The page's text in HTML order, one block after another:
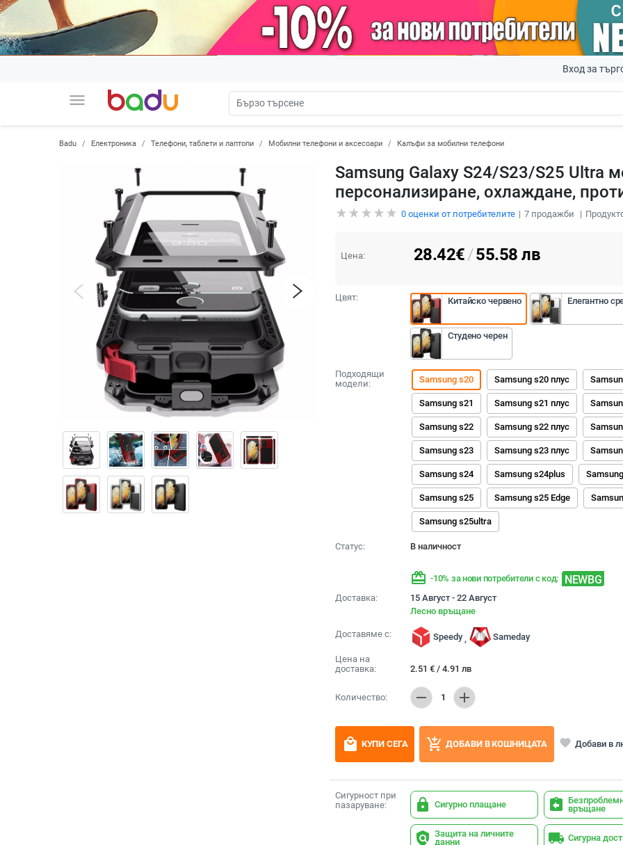
menu
Вход за
Badu Електроника Телефони, таблети и лаптопи Мобилни телефони и аксесоари Калъфи за мобилни телефони
Samsung Galaxy S24/S23/S25 Ultra
персонализиране, охлаждане,
0оценки от потребителите 7продажби
Цена: 28.42€/55.58 лв
Цвят: Китайско червено Елегантно
Студено черен
Подходящи
модели:
Samsung s20 Samsung s20 плус
Samsung s21 Samsung s21 плус
Samsung s22 Samsung s22 плус
Samsung s23 Samsung s23 плус
Samsung s24 Samsung s24plus
Samsung s25 Samsung s25 Edge
Samsung s25ultra
Статус: В наличност
redeem -10% за нови потребители с код: NEWBG
Доставка:
15 Август - 22 Август
Лесно връщане
Доставяме с: Speedy , Sameday
Цена на
доставка:
2.51 € / 4.91 лв
Количество: remove 1 add
local_mall КУПИ СЕГА add_shopping_cart ДОБАВИ В КОШНИЦАТА favorite Добави в
Сигурност при
пазаруване:
lock Сигурно плащане assignment_return връщане
policy Защита на личните
данни
local_shipping Сигурна